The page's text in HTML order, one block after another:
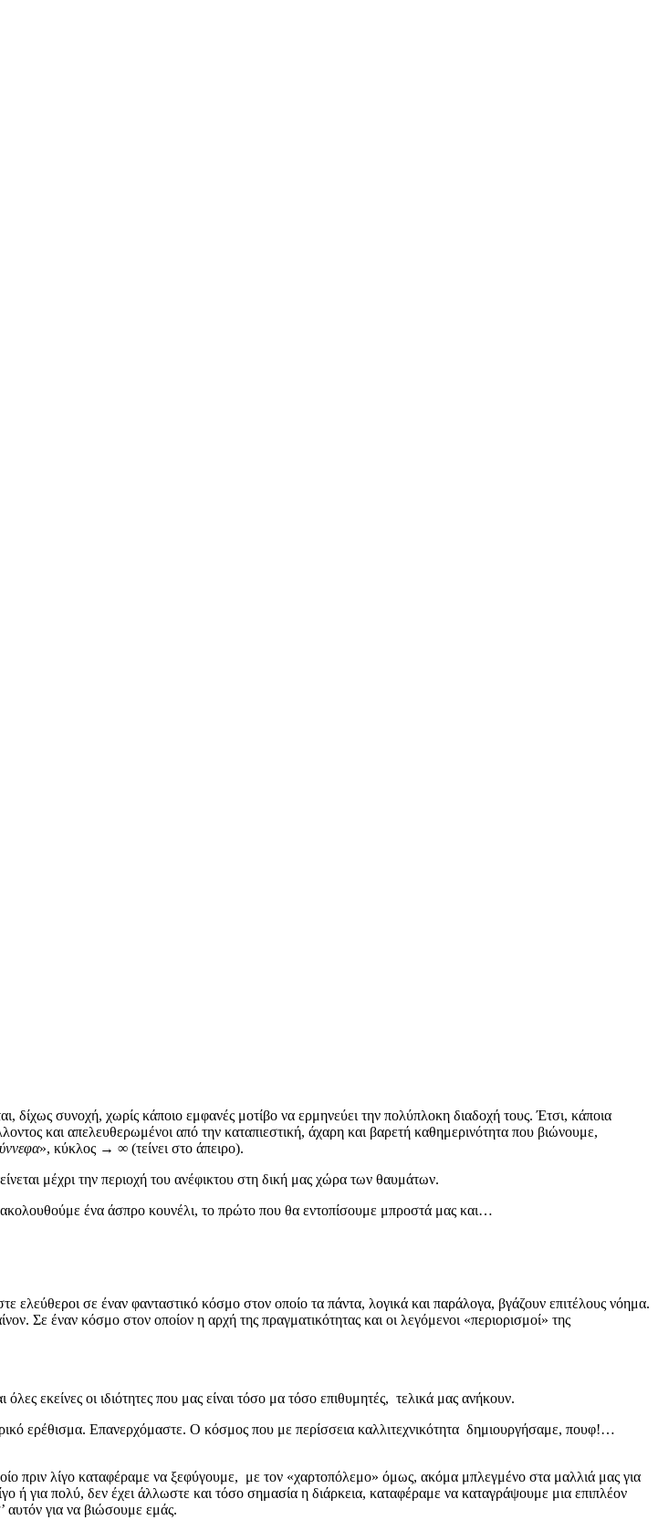
συνοχή, χωρίς κάποιο εμφανές μοτίβο να ερμηνεύει την πολύπλοκη διαδοχή τους. Έτσι, κάποια
και απελευθερωμένοι από την καταπιεστική, άχαρη και βαρετή καθημερινότητα που βιώνουμε,
», κύκλος → ∞ (τείνει στο άπειρο).
μέχρι την περιοχή του ανέφικτου στη δική μας χώρα των θαυμάτων.
ένα άσπρο κουνέλι, το πρώτο που θα εντοπίσουμε μπροστά μας και…
σε έναν φανταστικό κόσμο στον οποίο τα πάντα, λογικά και παράλογα, βγάζουν επιτέλους νόημα.
Σε έναν κόσμο στον οποίον η αρχή της πραγματικότητας και οι λεγόμενοι «περιορισμοί» της
εκείνες οι ιδιότητες που μας είναι τόσο μα τόσο επιθυμητές, τελικά μας ανήκουν.
ερέθισμα. Επανερχόμαστε. Ο κόσμος που με περίσσεια καλλιτεχνικότητα δημιουργήσαμε, πουφ!…
πριν λίγο καταφέραμε να ξεφύγουμε, με τον «χαρτοπόλεμο» όμως, ακόμα μπλεγμένο στα μαλλιά μας για
ή για πολύ, δεν έχει άλλωστε και τόσο σημασία η διάρκεια, καταφέραμε να καταγράψουμε μια επιπλέον
αυτόν για να βιώσουμε εμάς.